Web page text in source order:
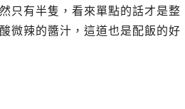
只有半隻，看來單點的話才是整
微辣的醬汁，這道也是配飯的好